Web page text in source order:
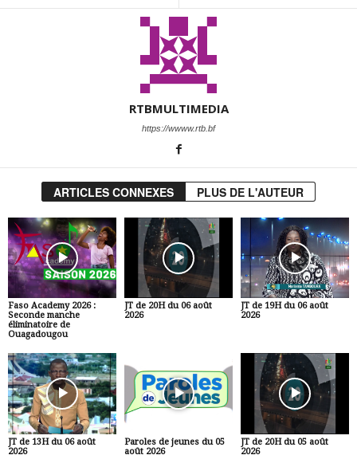
RTBMULTIMEDIA
https://wwww.rtb.bf
ARTICLES CONNEXES PLUS DE L'AUTEUR
Faso Academy 2026 :
Seconde manche
éliminatoire de
Ouagadougou
JT de 20H du 06 août
2026
JT de 19H du 06 août
2026
JT de 13H du 06 août
2026
Paroles de jeunes du 05
août 2026
JT de 20H du 05 août
2026